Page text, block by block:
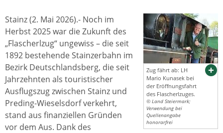
Zug fährt ab: LH
Mario Kunasek bei
der Eröffnungsfahrt
des Flascherlzuges.
© Land Steiermark;
Verwendung bei
Quellenangabe
honorarfrei
Stainz (2. Mai 2026).- Noch im
Herbst 2025 war die Zukunft des
„Flascherlzug“ ungewiss – die seit
1892 bestehende Stainzerbahn im
Bezirk Deutschlandsberg, die seit
Jahrzehnten als touristischer
Ausflugszug zwischen Stainz und
Preding-Wieselsdorf verkehrt,
stand aus finanziellen Gründen
vor dem Aus. Dank des